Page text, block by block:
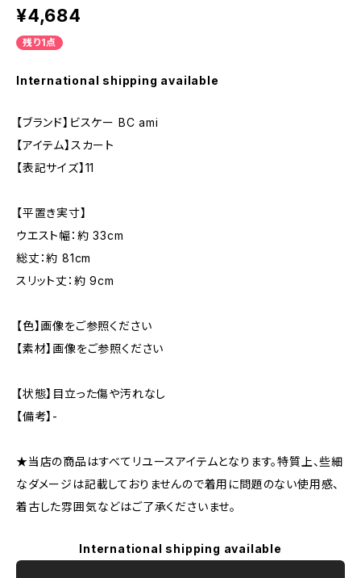
¥4,684
残り1点
International shipping available
【ブランド】ビスケー BC ami
【アイテム】スカート
【表記サイズ】11
【平置き実寸】
ウエスト幅：約 33cm
総丈：約 81cm
スリット丈：約 9cm
【色】画像をご参照ください
【素材】画像をご参照ください
【状態】目立った傷や汚れなし
【備考】-
★当店の商品はすべてリユースアイテムとなります。特質上、些細
なダメージは記載しておりませんので着用に問題のない使用感、
着古した雰囲気などはご了承くださいませ。
International shipping available